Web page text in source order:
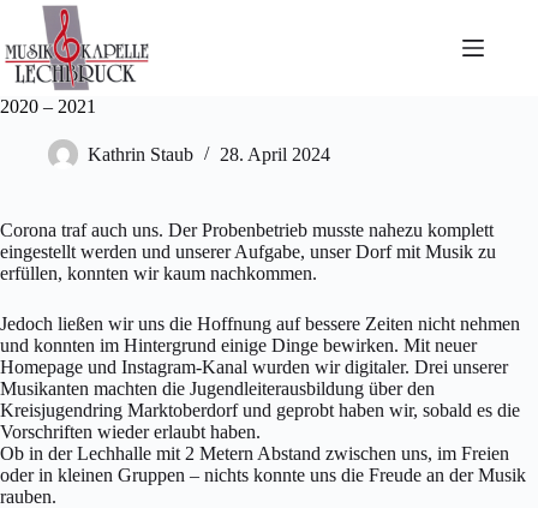
springen
2020 – 2021
Kathrin Staub 28. April 2024
Corona traf auch uns. Der Probenbetrieb musste nahezu komplett
eingestellt werden und unserer Aufgabe, unser Dorf mit Musik zu
erfüllen, konnten wir kaum nachkommen.
Jedoch ließen wir uns die Hoffnung auf bessere Zeiten nicht nehmen
und konnten im Hintergrund einige Dinge bewirken. Mit neuer
Homepage und Instagram-Kanal wurden wir digitaler. Drei unserer
Musikanten machten die Jugendleiterausbildung über den
Kreisjugendring Marktoberdorf und geprobt haben wir, sobald es die
Vorschriften wieder erlaubt haben.
Ob in der Lechhalle mit 2 Metern Abstand zwischen uns, im Freien
oder in kleinen Gruppen – nichts konnte uns die Freude an der Musik
rauben.